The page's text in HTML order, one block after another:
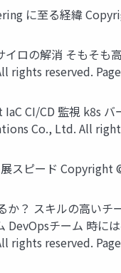
に至る経緯
ロの解消 そもそも
rights reserved.
CI/CD 監視 k8s
Co., Ltd. All
スピード
か？ スキルの高い
DevOpsチーム 時
rights reserved.